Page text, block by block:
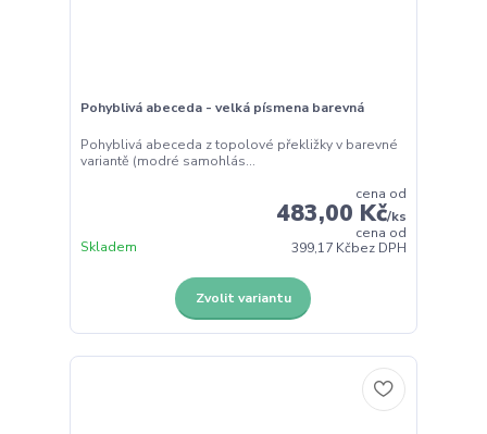
Pohyblivá abeceda - velká písmena barevná
Pohyblivá abeceda z topolové překližky v barevné
variantě (modré samohlás...
cena od
483,00 Kč/ks
cena od
399,17 Kčbez DPH
Skladem
Zvolit variantu